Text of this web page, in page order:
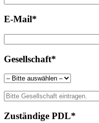
E-Mail*
Gesellschaft*
Zuständige PDL*